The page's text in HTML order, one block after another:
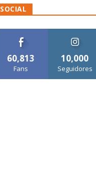
SOCIAL
60,813
Fans
10,000
Seguidores